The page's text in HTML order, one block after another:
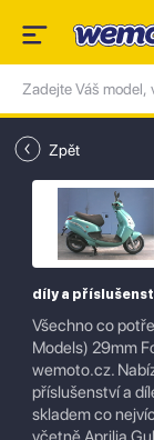
Zpět
díly a
Všechno co
Models) 29mm
wemoto.cz.
příslušenství a
skladem co